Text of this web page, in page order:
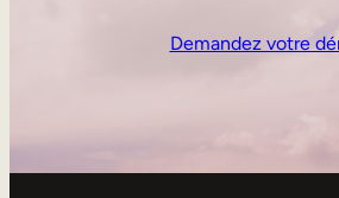
Demandez votre